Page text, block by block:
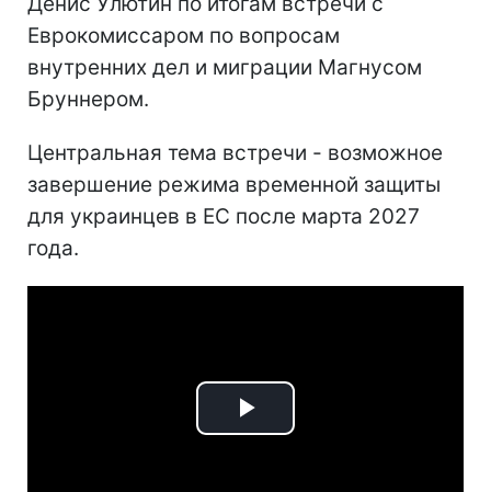
Еврокомиссаром по вопросам
внутренних дел и миграции Магнусом
Бруннером.
Центральная тема встречи - возможное
завершение режима временной защиты
для украинцев в ЕС после марта 2027
года.
Play